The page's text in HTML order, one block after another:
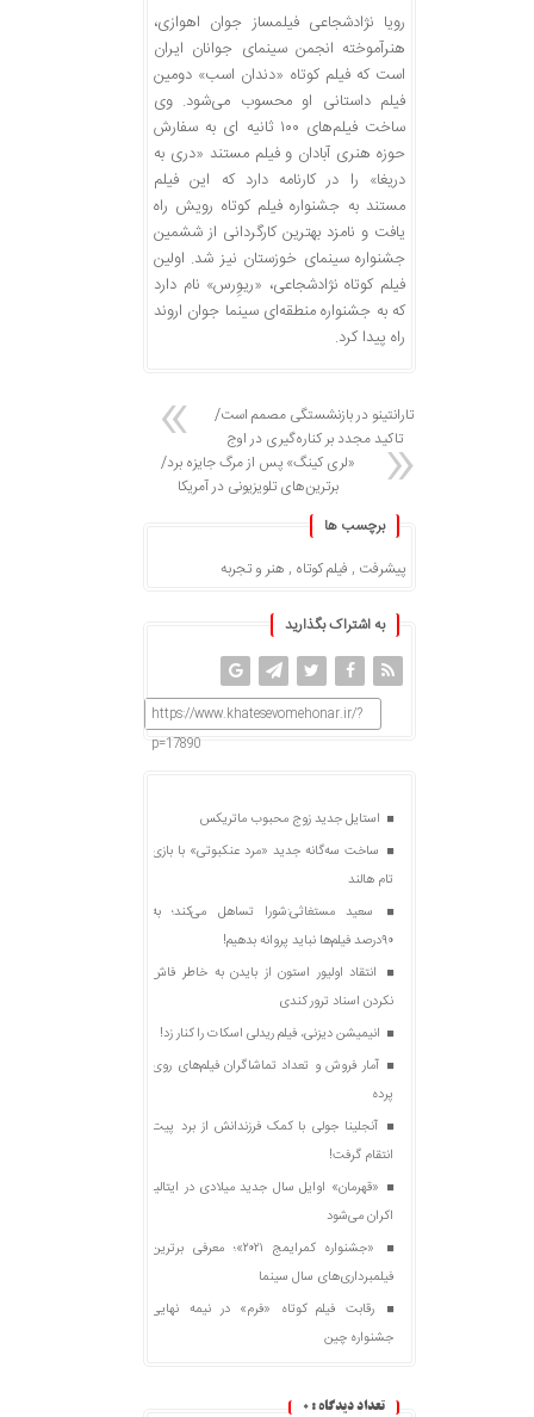
رویا نژادشجاعی فیلمساز جوان اهوازی،
هنرآموخته انجمن سینمای جوانان ایران
است که فیلم کوتاه «دندان اسب» دومین
فیلم داستانی او محسوب می‌شود. وی
ساخت فیلم‌های ۱۰۰ ثانیه ای به سفارش
حوزه هنری آبادان و فیلم مستند «دری به
دریغا» را در کارنامه دارد که این فیلم
مستند به جشنواره فیلم کوتاه رویش راه
یافت و نامزد بهترین کارگردانی از ششمین
جشنواره سینمای خوزستان نیز شد. اولین
فیلم کوتاه نژادشجاعی، «ریوِرس» نام دارد
که به جشنواره منطقه‌ای سینما جوان اروند
راه پیدا کرد.
تارانتینو در بازنشستگی مصمم است/
تاکید مجدد بر کناره‌گیری در اوج
«لری کینگ» پس از مرگ جایزه برد/
برترین‌های تلویزیونی در آمریکا
برچسب ها
پیشرفت , فیلم کوتاه , هنر و تجربه
به اشتراک بگذارید
https://www.khatesevomehonar.ir/?
p=17890
استایل جدید زوج محبوب ماتریکس
ساخت سه‌گانه جدید «مرد عنکبوتی» با بازی
تام هالند
سعید مستغاثی:شورا تساهل می‌کند؛ به
۹۰درصد فیلم‌ها نباید پروانه بدهیم!
انتقاد اولیور استون از بایدن به خاطر فاش
نکردن اسناد ترور کندی
انیمیشن دیزنی، فیلم ریدلی اسکات را کنار زد!
آمار فروش و تعداد تماشاگران فیلم‌های روی
پرده
آنجلینا جولی با کمک فرزندانش از برد پیت
انتقام گرفت!
«قهرمان» اوایل سال جدید میلادی در ایتالیا
اکران می‌شود
«جشنواره کمرایمج ۲۰۲۱»؛ معرفی برترین
فیلمبرداری‌های سال سینما
رقابت فیلم کوتاه «فرم» در نیمه نهایی
جشنواره چین
تعداد دیدگاه : 0